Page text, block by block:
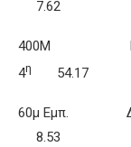
7.62
400Μ
4η 54.17
60μ Εμπ.
8.53